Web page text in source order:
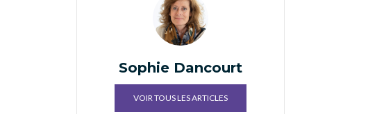
Sophie Dancourt
VOIR TOUS LES ARTICLES